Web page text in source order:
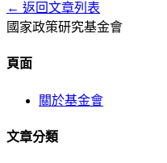
← 返回文章列表
國家政策研究基金會
頁面
關於基金會
文章分類